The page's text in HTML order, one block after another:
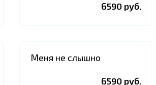
6590 руб.
Меня не слышно
6590 руб.